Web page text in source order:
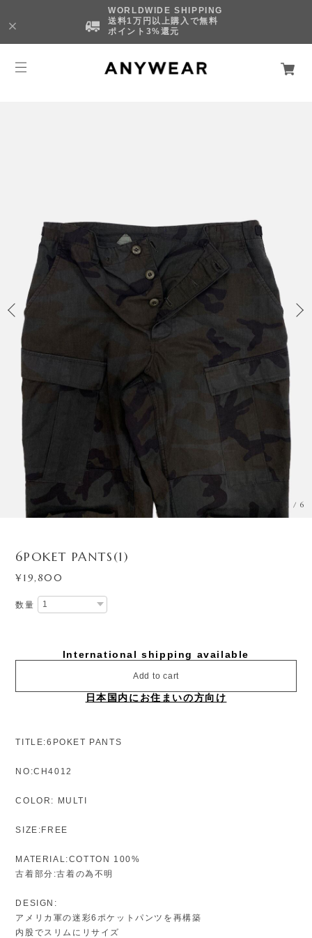
WORLDWIDE SHIPPING
送料1万円以上購入で無料
ポイント3%還元
3 /6
6POKET PANTS(1)
¥19,800
数量
International shipping available
Add to cart
日本国内にお住まいの方向け
TITLE:6POKET PANTS
NO:CH4012
COLOR: MULTI
SIZE:FREE
MATERIAL:COTTON 100%
古着部分:古着の為不明
DESIGN:
アメリカ軍の迷彩6ポケットパンツを再構築
内股でスリムにリサイズ